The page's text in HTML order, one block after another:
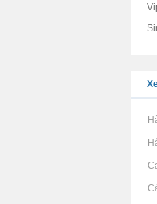
Rao vặt tại
Rao vặt tại
Rao vặt tại
Rao vặt tại